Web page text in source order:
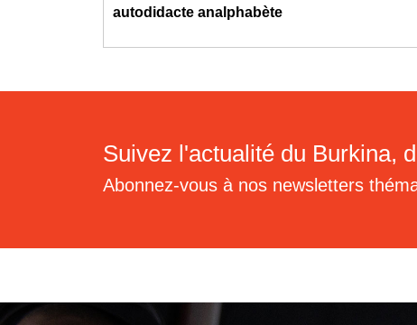
autodidacte analphabète
Suivez l'actualité du Burkina,
Abonnez-vous à nos newsletters